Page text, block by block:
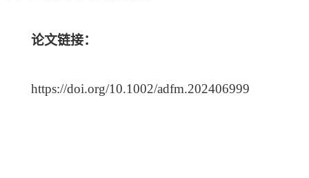
论文链接：
https://doi.org/10.1002/adfm.202406999